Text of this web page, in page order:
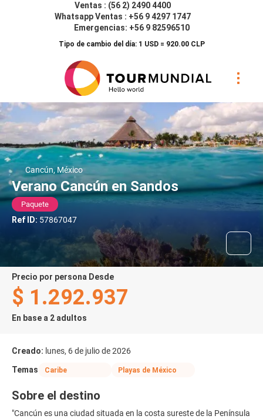
Ventas : (56 2) 2490 4400
Whatsapp Ventas : +56 9 4297 1747
Emergencias: +56 9 82596510
Tipo de cambio del día: 1 USD = 920.00 CLP
Cancún, México
Verano Cancún en Sandos
Paquete
Ref ID: 57867047
precio por persona Desde
$ 1.292.937
En base a 2 adultos
Creado: lunes, 6 de julio de 2026
Temas
Caribe Playas de México
Sobre el destino
"Cancún es una ciudad situada en la costa sureste de la Península